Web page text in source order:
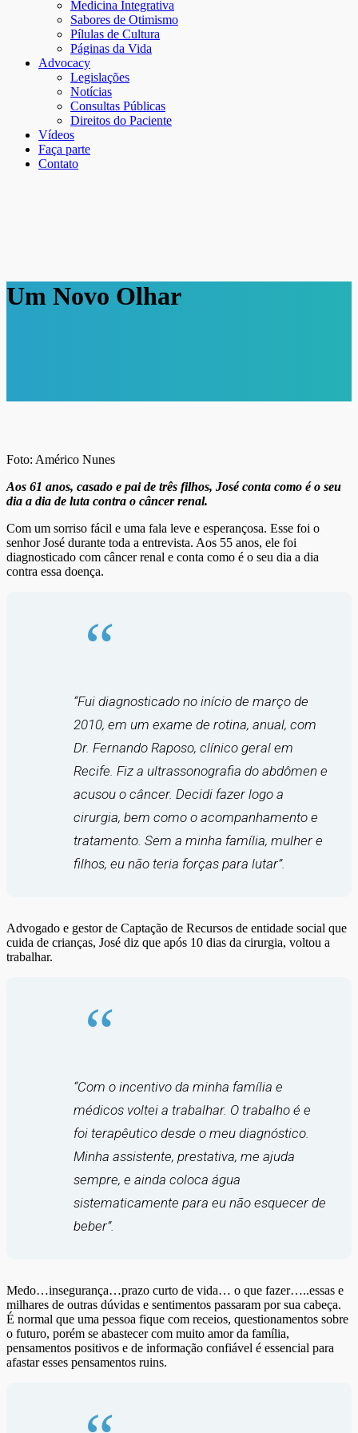
Medicina Integrativa
Sabores de Otimismo
Pílulas de Cultura
Páginas da Vida
Advocacy
Legislações
Notícias
Consultas Públicas
Direitos do Paciente
Vídeos
Faça parte
Contato
Um Novo Olhar
Foto: Américo Nunes
Aos 61 anos, casado e pai de três filhos, José conta como é o seu
dia a dia de luta contra o câncer renal.
Com um sorriso fácil e uma fala leve e esperançosa. Esse foi o
senhor José durante toda a entrevista. Aos 55 anos, ele foi
diagnosticado com câncer renal e conta como é o seu dia a dia
contra essa doença.
“Fui diagnosticado no início de março de
2010, em um exame de rotina, anual, com
Dr. Fernando Raposo, clínico geral em
Recife. Fiz a ultrassonografia do abdômen e
acusou o câncer. Decidi fazer logo a
cirurgia, bem como o acompanhamento e
tratamento. Sem a minha família, mulher e
filhos, eu não teria forças para lutar”.
Advogado e gestor de Captação de Recursos de entidade social que
cuida de crianças, José diz que após 10 dias da cirurgia, voltou a
trabalhar.
“Com o incentivo da minha família e
médicos voltei a trabalhar. O trabalho é e
foi terapêutico desde o meu diagnóstico.
Minha assistente, prestativa, me ajuda
sempre, e ainda coloca água
sistematicamente para eu não esquecer de
beber”.
Medo…insegurança…prazo curto de vida… o que fazer…..essas e
milhares de outras dúvidas e sentimentos passaram por sua cabeça.
É normal que uma pessoa fique com receios, questionamentos sobre
o futuro, porém se abastecer com muito amor da família,
pensamentos positivos e de informação confiável é essencial para
afastar esses pensamentos ruins.